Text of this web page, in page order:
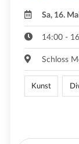
Sa, 16.
14:00 -
Schloss
Kunst